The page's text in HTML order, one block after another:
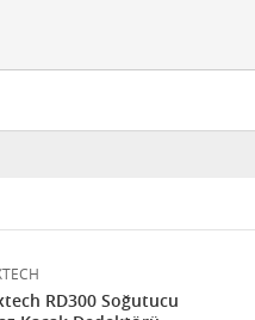
RD300 Soğutucu